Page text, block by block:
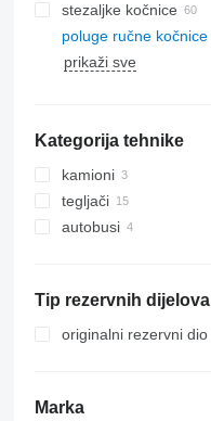
stezaljkе kočnice
poluge ručne kočnice
prikaži sve
Kategorija tehnike
kamioni
tegljači
autobusi
Tip rezervnih dijelova
originalni rezervni dio
Marka